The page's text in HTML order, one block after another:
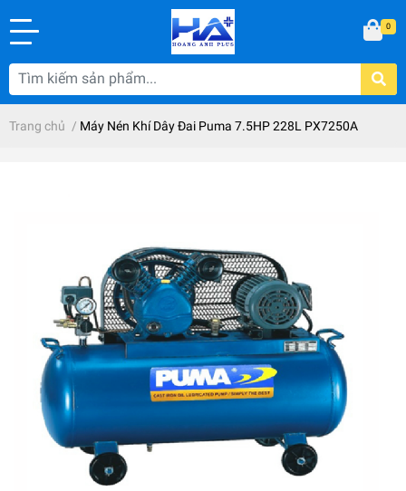
0
Trang chủ / Máy Nén Khí Dây Đai Puma 7.5HP 228L PX7250A